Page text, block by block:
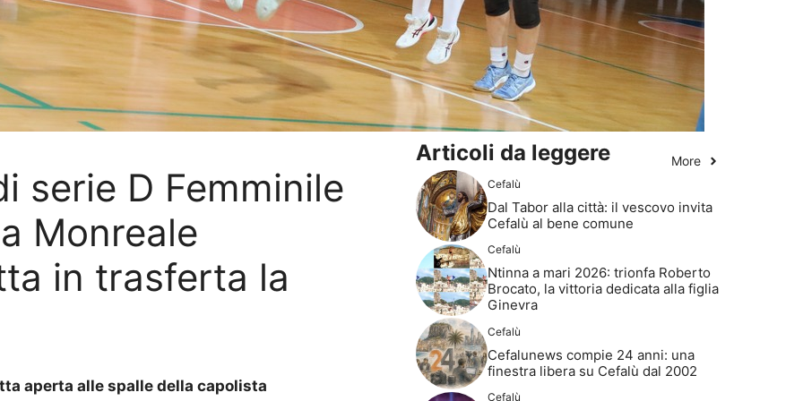
serie D Femminile
Monreale
in trasferta la
aperta alle spalle della capolista
Articoli da leggere More
Cefalù
Dal Tabor alla città: il vescovo invita
Cefalù al bene comune
Cefalù
Ntinna a mari 2026: trionfa Roberto
Brocato, la vittoria dedicata alla figlia
Ginevra
Cefalù
Cefalunews compie 24 anni: una
finestra libera su Cefalù dal 2002
Cefalù